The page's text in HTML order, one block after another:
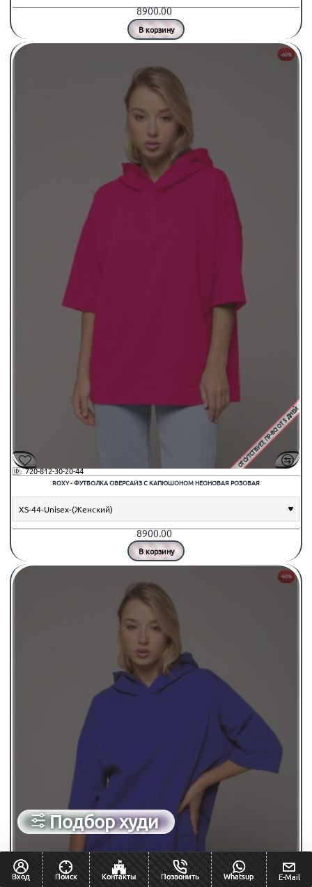
Вход Поиск Контакты Позвонить Whatsup E-Mail
8900.00
В корзину
-60%
ОТСУТСТВУЕТ; ПР-ВО ОТ 5 ДНЕЙ
🆔: 720-812-30-20-44
ROXY - ФУТБОЛКА ОВЕРСАЙЗ С КАПЮШОНОМ НЕОНОВАЯ РОЗОВАЯ
8900.00
В корзину
-60%
Подбор худи